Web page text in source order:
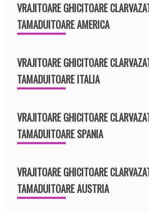
VRAJITOARE GHICITOARE
TAMADUITOARE AMERICA
VRAJITOARE GHICITOARE
TAMADUITOARE ITALIA
VRAJITOARE GHICITOARE
TAMADUITOARE SPANIA
VRAJITOARE GHICITOARE
TAMADUITOARE AUSTRIA